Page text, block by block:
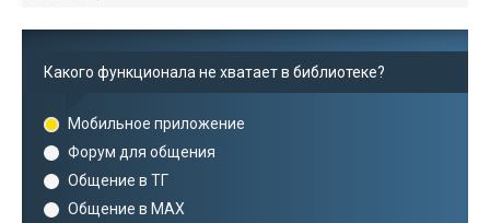
Какого функционала не хватает в библиотеке?
Мобильное приложение
Форум для общения
Общение в ТГ
Общение в MAX